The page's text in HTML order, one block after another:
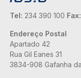
Tel: 234 390 100 Fax:
Endereço Postal
Apartado 42
Rua Gil Eanes 31
3834-908 Gafanha